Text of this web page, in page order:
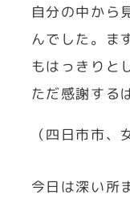
自分の中から
んでした。ま
もはっきりと
ただ感謝する
（四日市市、
今日は深い所